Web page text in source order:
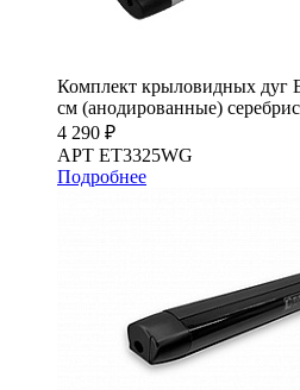
Комплект крыловидных дуг
см (анодированные)
4 290 ₽
АРТ ET3325WG
Подробнее